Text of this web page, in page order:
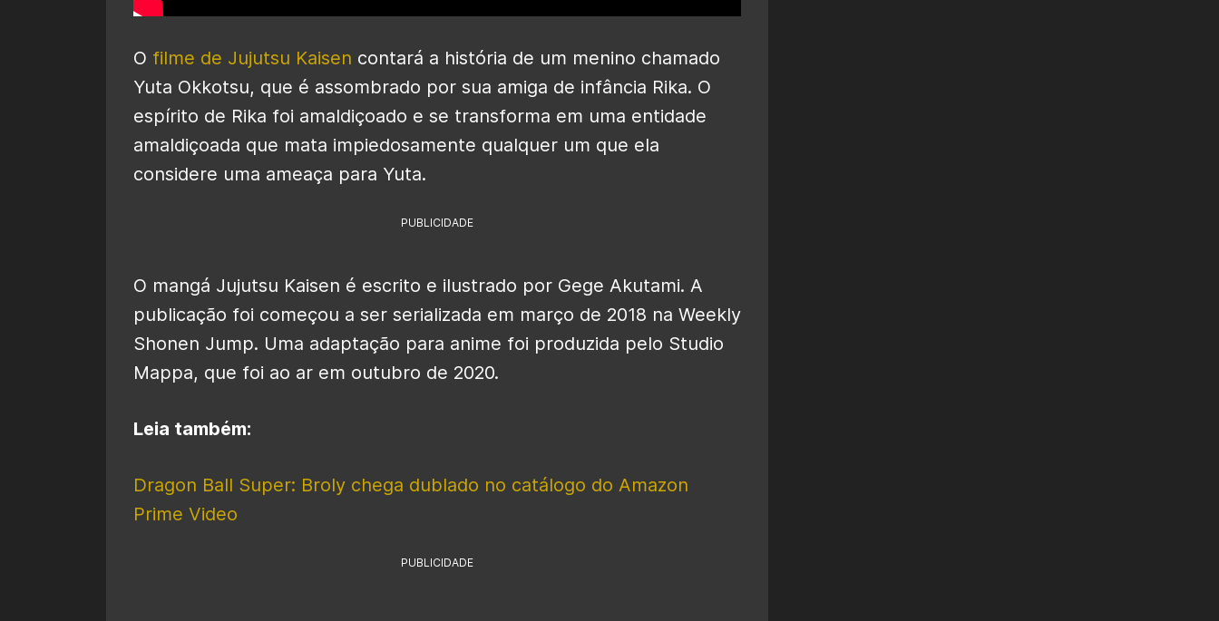
O filme de Jujutsu Kaisen contará a história de um menino chamado
Yuta Okkotsu, que é assombrado por sua amiga de infância Rika. O
espírito de Rika foi amaldiçoado e se transforma em uma entidade
amaldiçoada que mata impiedosamente qualquer um que ela
considere uma ameaça para Yuta.
PUBLICIDADE
O mangá Jujutsu Kaisen é escrito e ilustrado por Gege Akutami. A
publicação foi começou a ser serializada em março de 2018 na Weekly
Shonen Jump. Uma adaptação para anime foi produzida pelo Studio
Mappa, que foi ao ar em outubro de 2020.
Leia também:
Dragon Ball Super: Broly chega dublado no catálogo do Amazon
Prime Video
PUBLICIDADE